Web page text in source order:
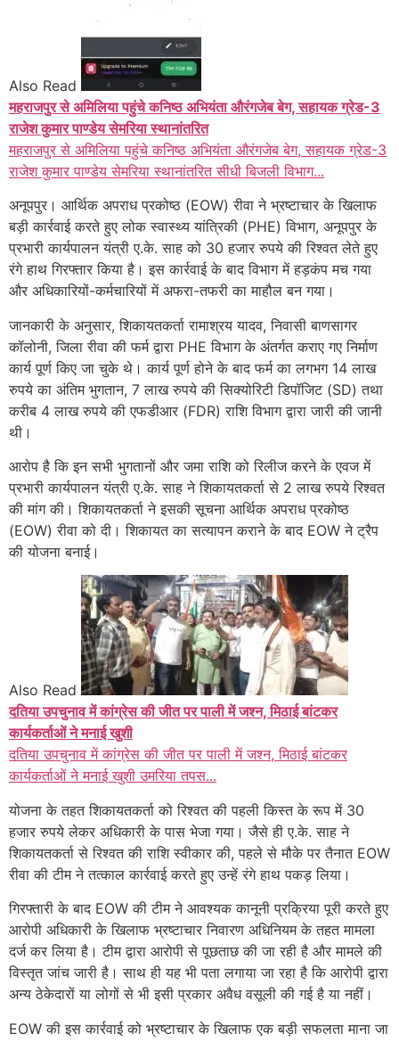
Also Read
महराजपुर से अमिलिया पहुंचे कनिष्ठ अभियंता औरंगजेब बेग, सहायक ग्रेड-3
राजेश कुमार पाण्डेय सेमरिया स्थानांतरित
महराजपुर से अमिलिया पहुंचे कनिष्ठ अभियंता औरंगजेब बेग, सहायक ग्रेड-3
राजेश कुमार पाण्डेय सेमरिया स्थानांतरित सीधी बिजली विभाग...
अनूपपुर। आर्थिक अपराध प्रकोष्ठ (EOW) रीवा ने भ्रष्टाचार के खिलाफ
बड़ी कार्रवाई करते हुए लोक स्वास्थ्य यांत्रिकी (PHE) विभाग, अनूपपुर के
प्रभारी कार्यपालन यंत्री ए.के. साह को 30 हजार रुपये की रिश्वत लेते हुए
रंगे हाथ गिरफ्तार किया है। इस कार्रवाई के बाद विभाग में हड़कंप मच गया
और अधिकारियों-कर्मचारियों में अफरा-तफरी का माहौल बन गया।
जानकारी के अनुसार, शिकायतकर्ता रामाश्रय यादव, निवासी बाणसागर
कॉलोनी, जिला रीवा की फर्म द्वारा PHE विभाग के अंतर्गत कराए गए निर्माण
कार्य पूर्ण किए जा चुके थे। कार्य पूर्ण होने के बाद फर्म का लगभग 14 लाख
रुपये का अंतिम भुगतान, 7 लाख रुपये की सिक्योरिटी डिपॉजिट (SD) तथा
करीब 4 लाख रुपये की एफडीआर (FDR) राशि विभाग द्वारा जारी की जानी
थी।
आरोप है कि इन सभी भुगतानों और जमा राशि को रिलीज करने के एवज में
प्रभारी कार्यपालन यंत्री ए.के. साह ने शिकायतकर्ता से 2 लाख रुपये रिश्वत
की मांग की। शिकायतकर्ता ने इसकी सूचना आर्थिक अपराध प्रकोष्ठ
(EOW) रीवा को दी। शिकायत का सत्यापन कराने के बाद EOW ने ट्रैप
की योजना बनाई।
Also Read
दतिया उपचुनाव में कांग्रेस की जीत पर पाली में जश्न, मिठाई बांटकर
कार्यकर्ताओं ने मनाई खुशी
दतिया उपचुनाव में कांग्रेस की जीत पर पाली में जश्न, मिठाई बांटकर
कार्यकर्ताओं ने मनाई खुशी उमरिया तपस...
योजना के तहत शिकायतकर्ता को रिश्वत की पहली किस्त के रूप में 30
हजार रुपये लेकर अधिकारी के पास भेजा गया। जैसे ही ए.के. साह ने
शिकायतकर्ता से रिश्वत की राशि स्वीकार की, पहले से मौके पर तैनात EOW
रीवा की टीम ने तत्काल कार्रवाई करते हुए उन्हें रंगे हाथ पकड़ लिया।
गिरफ्तारी के बाद EOW की टीम ने आवश्यक कानूनी प्रक्रिया पूरी करते हुए
आरोपी अधिकारी के खिलाफ भ्रष्टाचार निवारण अधिनियम के तहत मामला
दर्ज कर लिया है। टीम द्वारा आरोपी से पूछताछ की जा रही है और मामले की
विस्तृत जांच जारी है। साथ ही यह भी पता लगाया जा रहा है कि आरोपी द्वारा
अन्य ठेकेदारों या लोगों से भी इसी प्रकार अवैध वसूली की गई है या नहीं।
EOW की इस कार्रवाई को भ्रष्टाचार के खिलाफ एक बड़ी सफलता माना जा